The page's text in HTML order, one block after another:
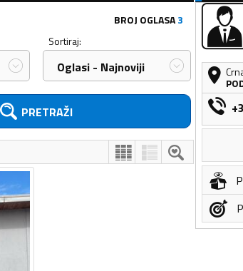
BROJ OGLASA3
Sortiraj:
Oglasi - Najnoviji
PRETRAŽI